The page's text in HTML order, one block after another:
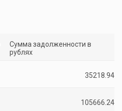
Сумма задолженности в
рублях
35218.94
105666.24